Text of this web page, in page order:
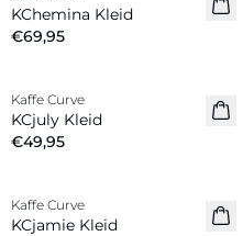
KChemina Kleid
€69,95
Neuheiten
Kaffe Curve
KCjuly Kleid
€49,95
Kaffe Curve
KCjamie Kleid